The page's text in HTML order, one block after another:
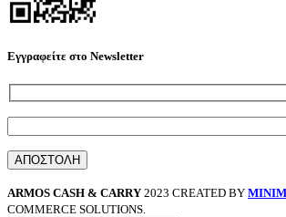
Εγγραφείτε στο Newsletter
ARMOS CASH & CARRY 2023 CREATED BY
COMMERCE SOLUTIONS.